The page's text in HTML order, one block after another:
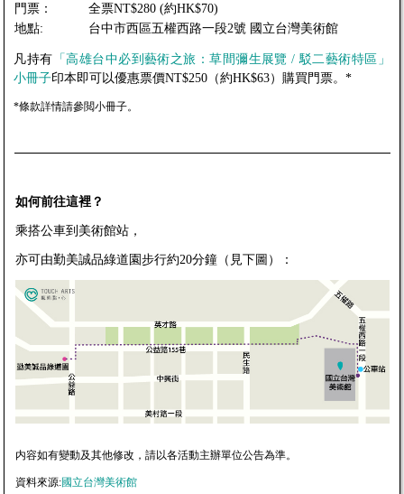
門票：
全票NT$280 (約HK$70)
地點:
台中市西區五權西路一段2號 國立台灣美術館
凡持有 「高雄台中必到藝術之旅：草間彌生展覽 / 駁二藝術特區」
小冊子印本即可以優惠票價NT$250（約HK$63）購買門票。*
*條款詳情請參閲小冊子。
如何前往這裡？
乘搭公車到美術館站，
亦可由勤美誠品綠道園步行約20分鐘（見下圖）：
内容如有變動及其他修改，請以各活動主辦單位公告為準。
資料來源:國立台灣美術館